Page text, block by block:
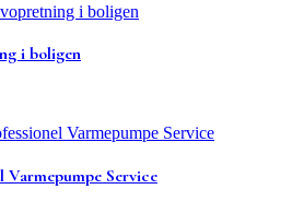
i boligen
Service